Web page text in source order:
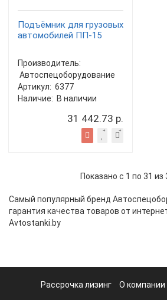
Подъёмник для грузовых
автомобилей ПП-15
Производитель:
Автоспецоборудование
Артикул: 6377
Наличие: В наличии
31 442.73 р.
Показано с 1 по 31
Самый популярный бренд
гарантия качества товаров от
Avtostanki.by
Рассрочка лизинг О компании